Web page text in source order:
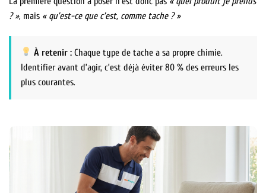
? », mais « qu’est-ce que c’est, comme tache ? »
À retenir : Chaque type de tache a sa propre chimie.
Identifier avant d’agir, c’est déjà éviter 80 % des erreurs les
plus courantes.